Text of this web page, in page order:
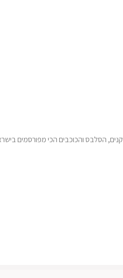
הסלבס והכוכבים הכי מפורסמים